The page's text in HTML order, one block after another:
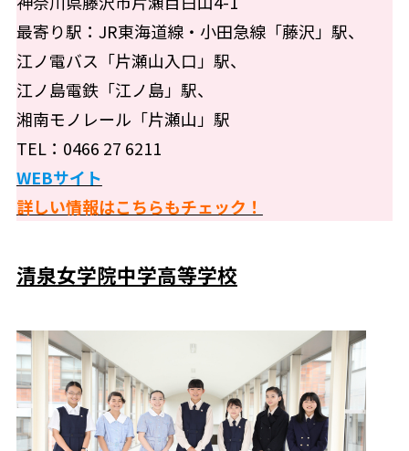
最寄り駅：JR東海道線・小田急線「藤沢」駅、
江ノ電バス「片瀬山入口」駅、
江ノ島電鉄「江ノ島」駅、
湘南モノレール「片瀬山」駅
TEL：0466 27 6211
WEBサイト
詳しい情報はこちらもチェック！
清泉女学院中学高等学校